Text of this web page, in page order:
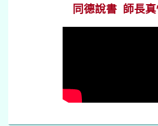
同德說書 師長